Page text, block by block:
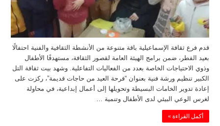
قدم فرع ثقافة الإسماعيلية باقة متنوعة من الأنشطة الثقافية والفنية احتفالًا
بعيد الفطر، ضمن برامج الهيئة العامة لقصور الثقافة، مستهدفًا الأطفال
وذوي الاحتياجات الخاصة بعدد من الفعاليات التفاعلية. وشهد بيت ثقافة التل
الكبير تنظيم ورشة فنية بعنوان “فرحة العيد من حاجات قديمة”، ركزت على
إعادة تدوير الخامات البسيطة وتحويلها إلى أعمال إبداعية، في محاولة
لغرس الوعي البيئي لدى الأطفال وتنمية …
أكمل القراءة »